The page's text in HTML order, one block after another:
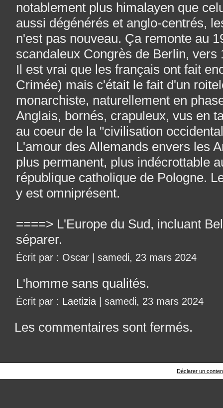
notablement plus himalayen que
aussi dégénérés et anglo-centrés,
n'est pas nouveau. Ça remonte au
scandaleux Congrès de Berlin, vers
Il est vrai que les français ont fait
Crimée) mais c'était le fait d'un
monarchiste, naturellement en
Anglais, bornés, crapuleux, vus en
au coeur de la "civilisation
L'amour des Allemands envers les
plus permanent, plus indécrottable
république catholique de Pologne.
y est omniprésent.
====> L'Europe du Sud, incluant
séparer.
Écrit par : Oscar | samedi, 23 mars 2024
L'homme sans qualités.
Écrit par : Laetizia | samedi, 23 mars 2024
Les commentaires sont fermés.
Déclarer un